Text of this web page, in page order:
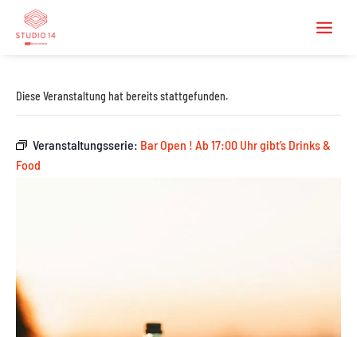
Diese Veranstaltung hat bereits stattgefunden.
Veranstaltungsserie: Bar Open ! Ab 17:00 Uhr gibt’s Drinks &
Food